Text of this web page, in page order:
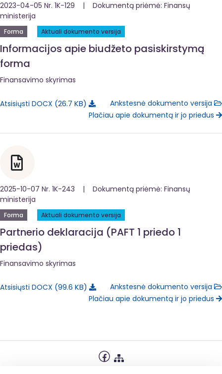
2023-04-05 Nr. 1K-129 | Dokumentą priėmė: Finansų
ministerija
Forma Aktuali dokumento versija
Informacijos apie biudžeto pasiskirstymą
forma
Finansavimo skyrimas
Atsisiųsti DOCX 26.7 KB
Ankstesnė dokumento versija
Plačiau apie dokumentą ir jo priedus
2025-10-07 Nr. 1K-243 | Dokumentą priėmė: Finansų
ministerija
Forma Aktuali dokumento versija
Partnerio deklaracija (PAFT 1 priedo 1
priedas)
Finansavimo skyrimas
Atsisiųsti DOCX 99.6 KB
Ankstesnė dokumento versija
Plačiau apie dokumentą ir jo priedus